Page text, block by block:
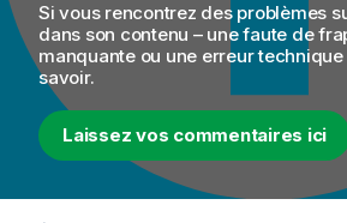
Si vous rencontrez des problèmes
dans son contenu – une faute de
manquante ou une erreur
savoir.
Laissez vos commentaires ici